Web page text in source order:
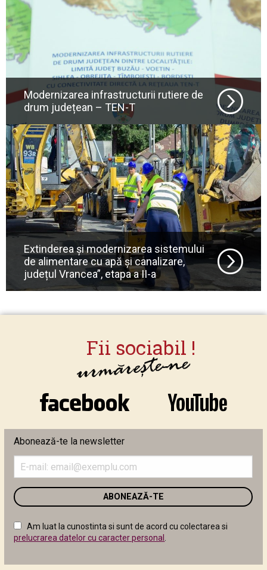
Modernizarea infrastructurii rutiere de
drum județean – TEN-T
Extinderea și modernizarea sistemului
de alimentare cu apă și canalizare,
județul Vrancea”, etapa a II-a
Abonează-te la newsletter
adresa
email
în
următor
Am luat la cunostinta si sunt de acord cu colectarea si
prelucrarea datelor cu caracter personal